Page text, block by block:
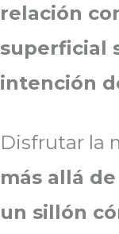
relación
superficial
intención
Disfrutar la
más allá
un sillón